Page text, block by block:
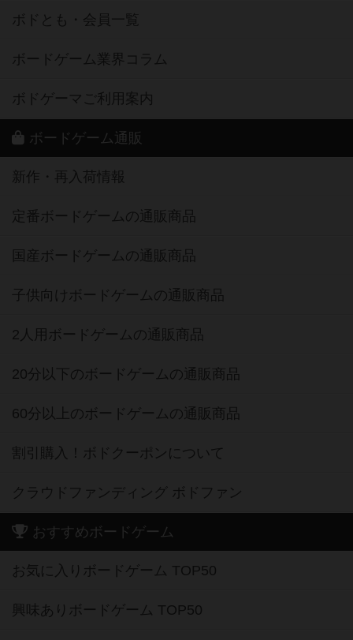
ボドとも・会員一覧
ボードゲーム業界コラム
ボドゲーマご利用案内
ボードゲーム通販
新作・再入荷情報
定番ボードゲームの通販商品
国産ボードゲームの通販商品
子供向けボードゲームの通販商品
2人用ボードゲームの通販商品
20分以下のボードゲームの通販商品
60分以上のボードゲームの通販商品
割引購入！ボドクーポンについて
クラウドファンディング ボドファン
おすすめボードゲーム
お気に入りボードゲーム TOP50
興味ありボードゲーム TOP50